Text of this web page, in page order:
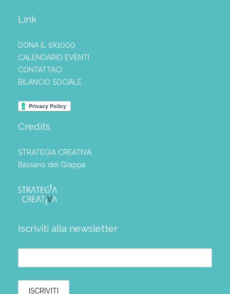
Link
DONA IL 5X1000
CALENDARIO EVENTI
CONTATTACI
BILANCIO SOCIALE
Credits
STRATEGIA CREATIVA
Bassano del Grappa
Iscriviti alla newsletter